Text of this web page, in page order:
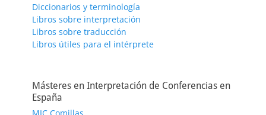
Diccionarios y terminología
Libros sobre interpretación
Libros sobre traducción
Libros útiles para el intérprete
Másteres en Interpretación de Conferencias en
España